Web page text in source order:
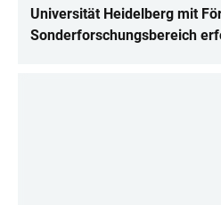
Universität Heidelberg mit
Sonderforschungsbereich